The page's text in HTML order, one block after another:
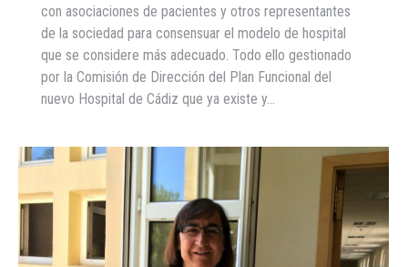
con asociaciones de pacientes y otros representantes
de la sociedad para consensuar el modelo de hospital
que se considere más adecuado. Todo ello gestionado
por la Comisión de Dirección del Plan Funcional del
nuevo Hospital de Cádiz que ya existe y…